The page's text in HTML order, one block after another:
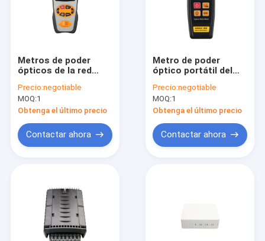
Metros de poder
ópticos de la red
de G/EPON de la
prueba simultánea
pasiva PON de la
longitud de onda con
almacenamiento de
datos
Precio:negotiable
MOQ:1
Obtenga el último precio
Contactar ahora
Metro de poder
óptico portátil del
Locatior de la falta
(OPM+VFL)
suministrado por el
banco de las baterías
o del poder
Precio:negotiable
MOQ:1
Obtenga el último precio
Contactar ahora